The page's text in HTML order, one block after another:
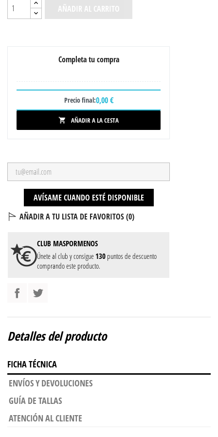
AÑADIR AL CARRITO
Completa tu compra
Precio final:0,00 €
 AÑADIR A LA CESTA
AVÍSAME CUANDO ESTÉ DISPONIBLE
AÑADIR A TU LISTA DE FAVORITOS (0)
CLUB MASPORMENOS
Únete al club y consigue 130 puntos de descuento
comprando este producto.
Detalles del producto
FICHA TÉCNICA
ENVÍOS Y DEVOLUCIONES
GUÍA DE TALLAS
ATENCIÓN AL CLIENTE